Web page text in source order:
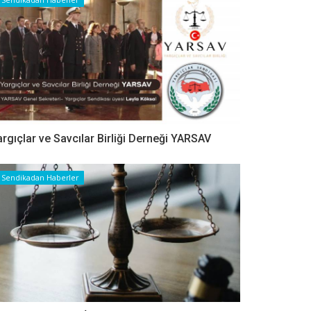
ve Savcılar Birliği Derneği YARSAV
Sendikadan Haberler